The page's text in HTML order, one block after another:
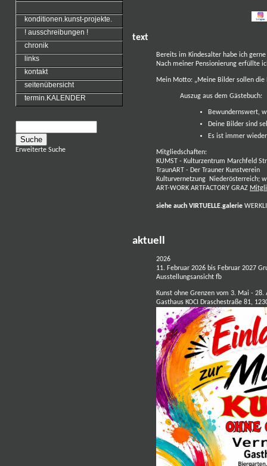
konditionen.kunst-projekte.
! ausschreibungen !
chronik
links
kontakt
seitenübersicht
termin.KALENDER
Erweiterte Suche
text
Bereits im Kindesalter habe ich
Nach meiner Pensionierung erfüllte
Mein Motto: „Meine Bilder sollen die
Auszug aus dem Gästebuch:
Bewundernswert,
Deine Bilder sind
Es ist immer
Mitgliedschaften:
KUMST - Kulturzentrum Marchfeld
TraunART - Der Trauner Kunstverein
Kulturvernetzung Niederösterreich;
ART-WORK ARTFACTORY GRAZ
siehe auch VIRTUELLE.galerie
aktuell
2026
11. Februar 2026 bis Februar 2027
Ausstellungsansicht fb
Kunst ohne Grenzen vom 3. Mai -
Gasthaus KOCI Draschestraße 81,